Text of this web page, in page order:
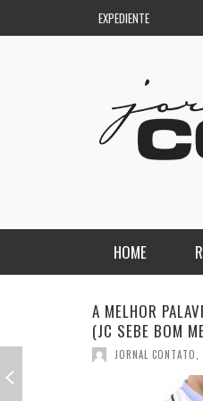
EXPEDIENTE
HOME
REGIONAL
DE PASSAGEM
A ESTRANHA
SEBE BOM
JORNAL CONTATO